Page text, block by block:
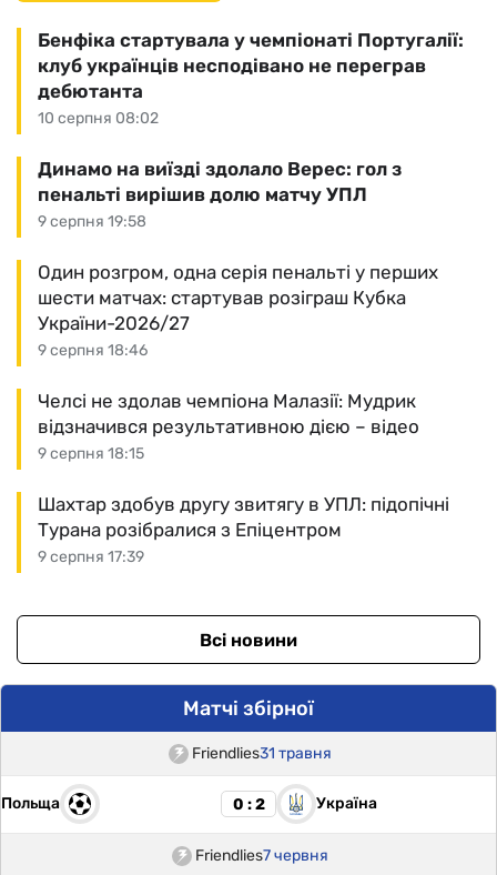
10 серпня 08:02
Бенфіка стартувала у чемпіонаті Португалії:
клуб українців несподівано не переграв
дебютанта
9 серпня 19:58
Динамо на виїзді здолало Верес: гол з
пенальті вирішив долю матчу УПЛ
9 серпня 18:46
Один розгром, одна серія пенальті у перших
шести матчах: стартував розіграш Кубка
України-2026/27
9 серпня 18:15
Челсі не здолав чемпіона Малазії: Мудрик
відзначився результативною дією – відео
9 серпня 17:39
Шахтар здобув другу звитягу в УПЛ: підопічні
Турана розібралися з Епіцентром
Всі новини
Матчі збірної
Friendlies31 травня
Польща 0 : 2 Україна
Friendlies7 червня